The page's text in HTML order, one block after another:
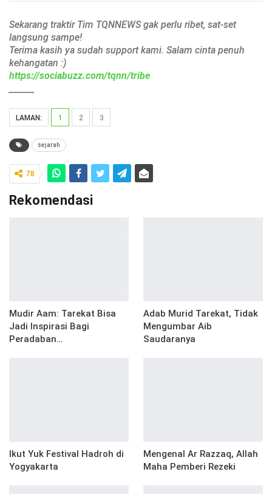
Sekarang traktir Tim TQNNEWS gak perlu ribet, sat-set
langsung sampe!
Terima kasih ya sudah support kami. Salam cinta penuh
kehangatan :)
https://sociabuzz.com/tqnn/tribe
LAMAN: 1 2 3
sejarah
78
Rekomendasi
Mudir Aam: Tarekat Bisa
Jadi Inspirasi Bagi
Peradaban…
Adab Murid Tarekat, Tidak
Mengumbar Aib
Saudaranya
Ikut Yuk Festival Hadroh di
Yogyakarta
Mengenal Ar Razzaq, Allah
Maha Pemberi Rezeki